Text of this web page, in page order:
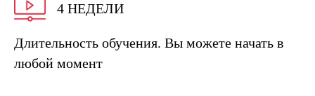
I.
4 НЕДЕЛИ
Длительность обучения. Вы можете начать в
любой момент